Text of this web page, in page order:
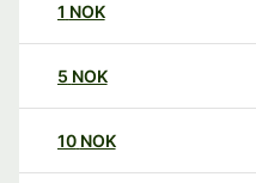
1 NOK
5 NOK
10 NOK